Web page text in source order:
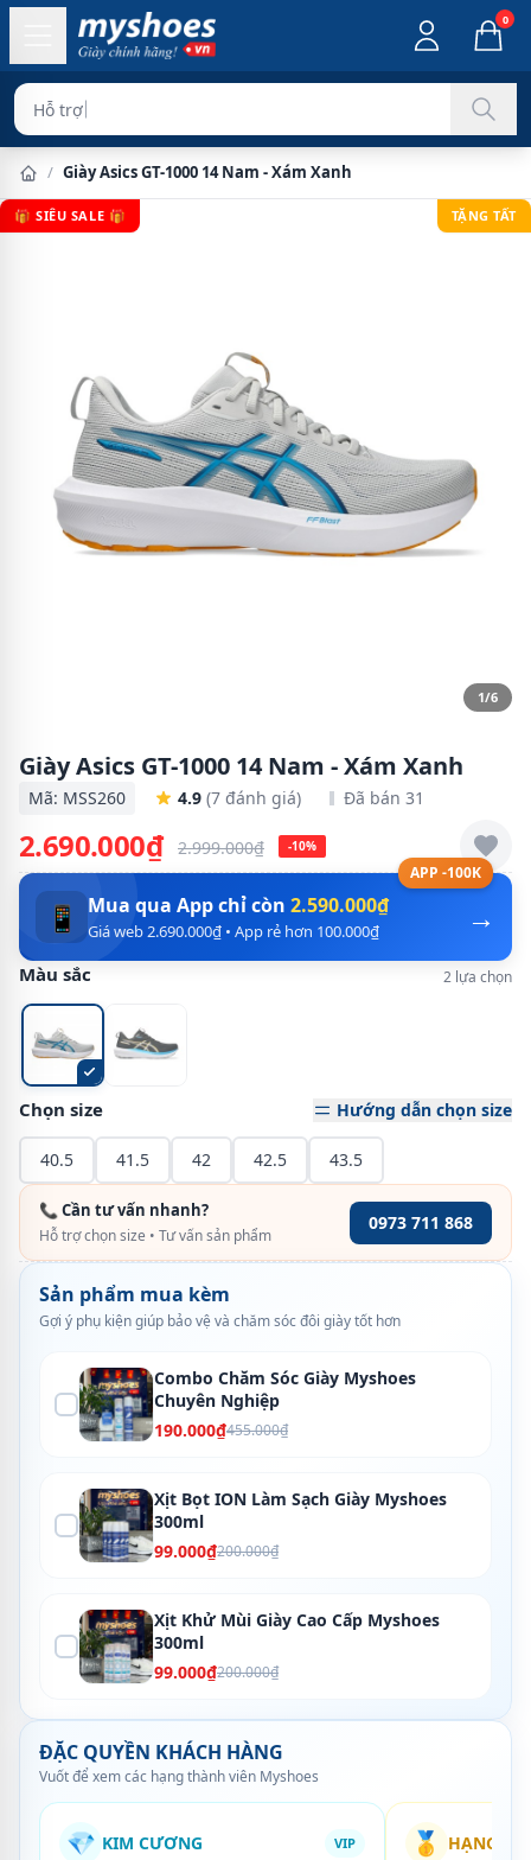
0
Hỗ trợ đổi hàng
/ Giày Asics GT-1000 14 Nam - Xám Xanh
🎁 SIÊU SALE 🎁 TẶNG TẤT
1/6
Giày Asics GT-1000 14 Nam - Xám Xanh
Mã: MSS260 4.9 (7 đánh giá) Đã bán 31
2.690.000₫ 2.999.000₫ -10%
APP -100K
→
📱 Mua qua App chỉ còn 2.590.000₫
Giá web 2.690.000₫ • App rẻ hơn 100.000₫
Màu sắc 2 lựa chọn
Chọn size Hướng dẫn chọn size
40.5 41.5 42 42.5 43.5
📞 Cần tư vấn nhanh?
Hỗ trợ chọn size • Tư vấn sản phẩm
0973 711 868
Sản phẩm mua kèm
Gợi ý phụ kiện giúp bảo vệ và chăm sóc đôi giày tốt hơn
Combo Chăm Sóc Giày Myshoes
Chuyên Nghiệp
190.000₫455.000₫
Xịt Bọt ION Làm Sạch Giày Myshoes
300ml
99.000₫200.000₫
Xịt Khử Mùi Giày Cao Cấp Myshoes
300ml
99.000₫200.000₫
ĐẶC QUYỀN KHÁCH HÀNG
Vuốt để xem các hạng thành viên Myshoes
💎 KIM CƯƠNG VIP 🥇 HẠNG